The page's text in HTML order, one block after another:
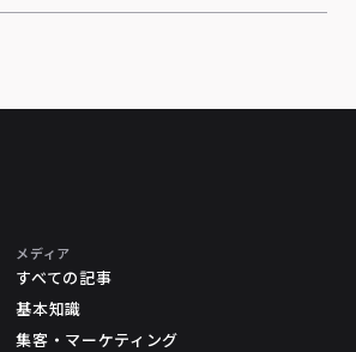
メディア
すべての記事
基本知識
集客・マーケティング